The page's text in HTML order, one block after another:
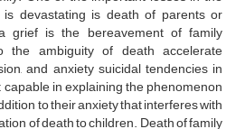
devastating is death of parents or
grief is the bereavement of family
the ambiguity of death accelerate
and anxiety suicidal tendencies in
in explaining the phenomenon
to their anxiety that interferes with
of death to children. Death of family